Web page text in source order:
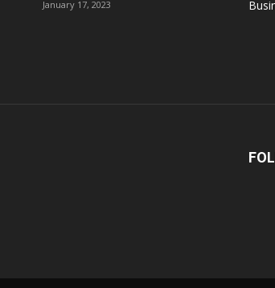
January 17, 2023